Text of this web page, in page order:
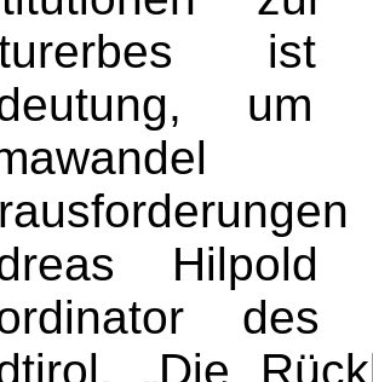
ist
Hilpold
des
„Die